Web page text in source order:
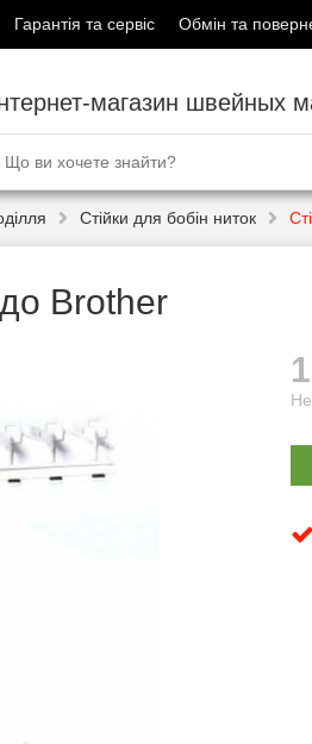
Гарантія та сервіс Обмін та
магазин швейных
Стійки для бобін ниток
Brother